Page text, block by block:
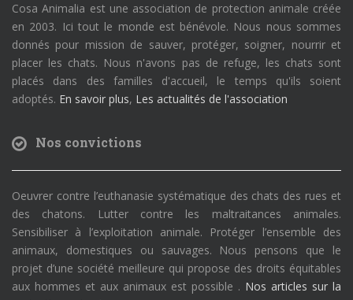
Cosa Animalia est une association de protection animale créée
en 2003. Ici tout le monde est bénévole. Nous nous sommes
donnés pour mission de sauver, protéger, soigner, nourrir et
placer les chats. Nous n'avons pas de refuge, les chats sont
placés dans des familles d'accueil, le temps qu'ils soient
adoptés. En savoir plus, Les actualités de l'association
Nos convictions
Oeuvrer contre l’euthanasie systématique des chats des rues et
des chatons. Lutter contre les maltraitances animales.
Sensibiliser à l’exploitation animale. Protéger l’ensemble des
animaux, domestiques ou sauvages. Nous pensons que le
projet d’une société meilleure qui propose des droits équitables
aux hommes et aux animaux est possible . Nos articles sur la